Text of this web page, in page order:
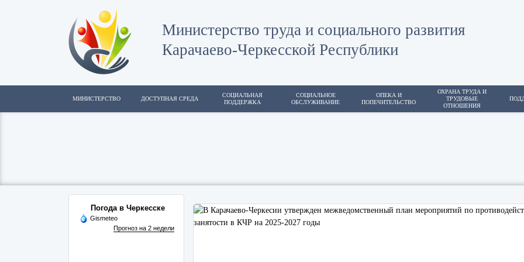
Министерство труда и социального развития
Карачаево-Черкесской Республики
МИНИСТЕРСТВО ДОСТУПНАЯ СРЕДА
СОЦИАЛЬНАЯ
ПОДДЕРЖКА
СОЦИАЛЬНОЕ
ОБСЛУЖИВАНИЕ
ОПЕКА И
ПОПЕЧИТЕЛЬСТВО
ОХРАНА ТРУДА И
ТРУДОВЫЕ
ОТНОШЕНИЯ
Погода в Черкесске
Gismeteo
Прогноз на 2 недели